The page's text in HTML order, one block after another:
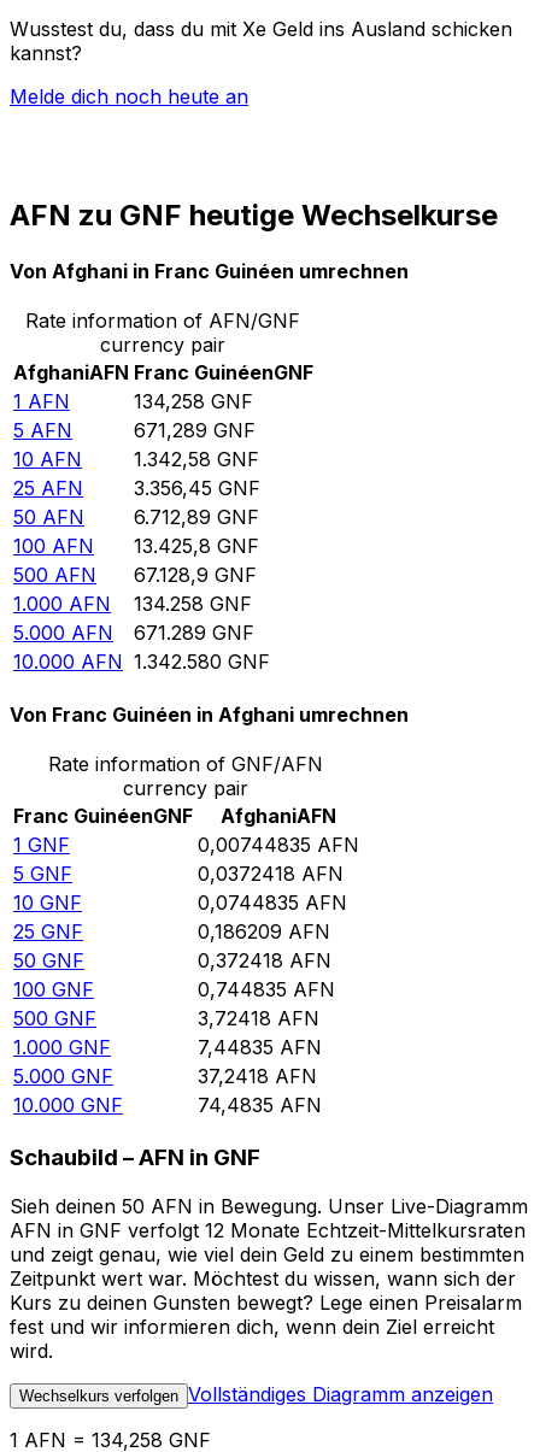
Wusstest du, dass du mit Xe Geld ins Ausland schicken
kannst?
Melde dich noch heute an
AFN zu GNF heutige Wechselkurse
Von Afghani in Franc Guinéen umrechnen
Rate information of AFN/GNF
currency pair
AfghaniAFN Franc GuinéenGNF
1 AFN 134,258 GNF
5 AFN 671,289 GNF
10 AFN 1.342,58 GNF
25 AFN 3.356,45 GNF
50 AFN 6.712,89 GNF
100 AFN 13.425,8 GNF
500 AFN 67.128,9 GNF
1.000 AFN 134.258 GNF
5.000 AFN 671.289 GNF
10.000 AFN 1.342.580 GNF
Von Franc Guinéen in Afghani umrechnen
Rate information of GNF/AFN
currency pair
Franc GuinéenGNF AfghaniAFN
1 GNF 0,00744835 AFN
5 GNF 0,0372418 AFN
10 GNF 0,0744835 AFN
25 GNF 0,186209 AFN
50 GNF 0,372418 AFN
100 GNF 0,744835 AFN
500 GNF 3,72418 AFN
1.000 GNF 7,44835 AFN
5.000 GNF 37,2418 AFN
10.000 GNF 74,4835 AFN
Schaubild – AFN in GNF
Sieh deinen 50 AFN in Bewegung. Unser Live-Diagramm
AFN in GNF verfolgt 12 Monate Echtzeit-Mittelkursraten
und zeigt genau, wie viel dein Geld zu einem bestimmten
Zeitpunkt wert war. Möchtest du wissen, wann sich der
Kurs zu deinen Gunsten bewegt? Lege einen Preisalarm
fest und wir informieren dich, wenn dein Ziel erreicht
wird.
Wechselkurs verfolgen Vollständiges Diagramm anzeigen
1 AFN = 134,258 GNF